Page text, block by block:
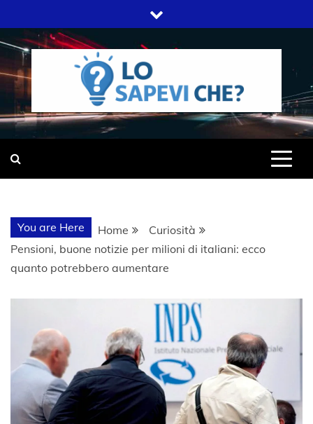
to
content
LO SAPEVI
CHE?
SITO WEB DEL GRUPPO LIFELIVE
You are Here Home
Curiosità
Pensioni, buone notizie per milioni di italiani: ecco
quanto potrebbero aumentare